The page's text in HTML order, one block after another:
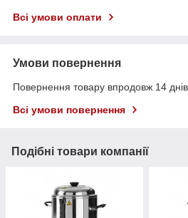
Всі умови оплати
Умови повернення
Повернення товару впродовж 14
Всі умови повернення
Подібні товари компанії